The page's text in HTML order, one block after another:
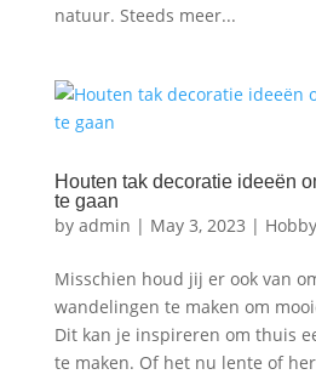
natuur. Steeds meer...
Houten tak decoratie ideeën
te gaan
by admin | May 3, 2023 | Hobby
Misschien houd jij er ook van
wandelingen te maken om
Dit kan je inspireren om thuis
te maken. Of het nu lente of